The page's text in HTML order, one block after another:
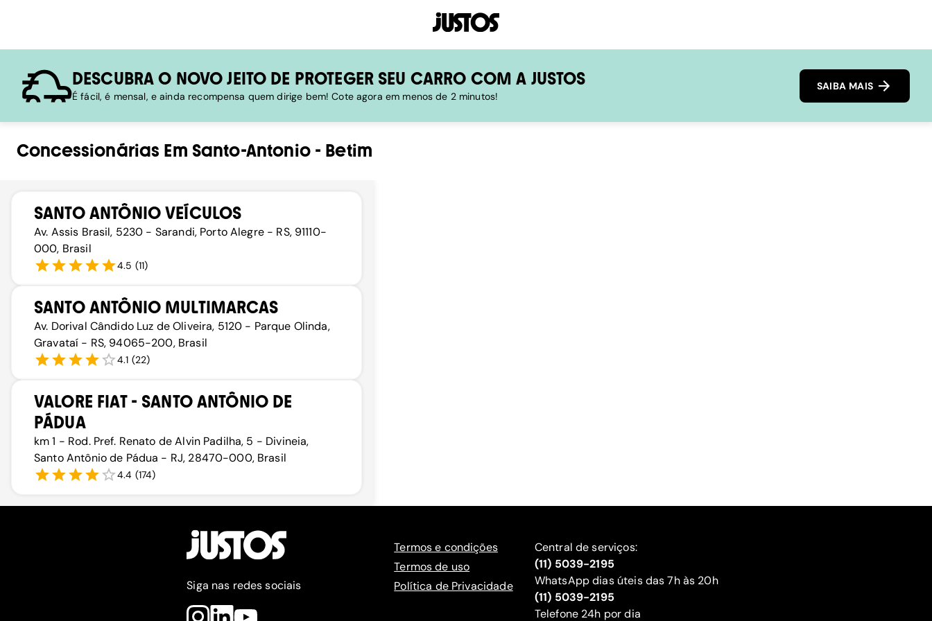
DESCUBRA O NOVO JEITO DE PROTEGER SEU CARRO COM A JUSTOS
É fácil, é mensal, e ainda recompensa quem dirige bem! Cote agora em menos de 2 minutos!
SAIBA MAIS
Concessionárias Em Santo-Antonio- Betim
SANTO ANTÔNIO VEÍCULOS
Av. Assis Brasil, 5230 - Sarandi, Porto Alegre - RS, 91110-
000, Brasil
4.5 (11)
SANTO ANTÔNIO MULTIMARCAS
Av. Dorival Cândido Luz de Oliveira, 5120 - Parque Olinda,
Gravataí - RS, 94065-200, Brasil
4.1 (22)
VALORE FIAT - SANTO ANTÔNIO DE
PÁDUA
km 1 - Rod. Pref. Renato de Alvin Padilha, 5 - Divineia,
Santo Antônio de Pádua - RJ, 28470-000, Brasil
4.4 (174)
Siga nas redes sociais
Termos e condições
Termos de uso
Política de Privacidade
Central de serviços:
(11) 5039-2195
WhatsApp dias úteis das 7h às 20h
(11) 5039-2195
‍Telefone 24h por dia